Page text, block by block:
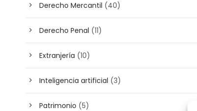
Derecho Mercantil (40)
Derecho Penal (11)
Extranjería (10)
Inteligencia artificial (3)
Patrimonio (5)